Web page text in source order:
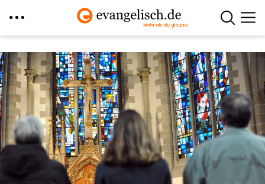
zum
Inhalt